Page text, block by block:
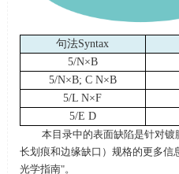
句法Syntax
5/N×B
5/N×B; C N×B
5/L N×F
5/E D
本目录中的表面缺陷是针对
长划痕和边缘缺口）规格的更多信
光学指南"。